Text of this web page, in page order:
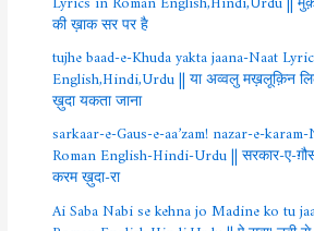
की ख़ाक सर पर है
tujhe baad-e-Khuda yakta jaana-Naat
English,Hindi,Urdu || या अव्वलु मख़लूक़िन
ख़ुदा यकता जाना
sarkaar-e-Gaus-e-aa’zam! nazar-e-
Roman English-Hindi-Urdu || सरकार-ए-
करम ख़ुदा-रा
Ai Saba Nabi se kehna jo Madine ko tu